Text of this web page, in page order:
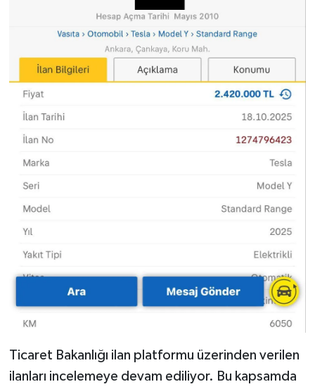
Ticaret Bakanlığı ilan platformu üzerinden verilen
ilanları incelemeye devam ediliyor. Bu kapsamda